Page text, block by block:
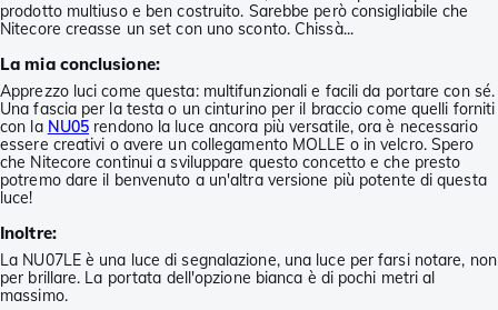
prodotto multiuso e ben costruito. Sarebbe però consigliabile che
Nitecore creasse un set con uno sconto. Chissà...
La mia conclusione:
Apprezzo luci come questa: multifunzionali e facili da portare con sé.
Una fascia per la testa o un cinturino per il braccio come quelli forniti
con la NU05 rendono la luce ancora più versatile, ora è necessario
essere creativi o avere un collegamento MOLLE o in velcro. Spero
che Nitecore continui a sviluppare questo concetto e che presto
potremo dare il benvenuto a un'altra versione più potente di questa
luce!
Inoltre:
La NU07LE è una luce di segnalazione, una luce per farsi notare, non
per brillare. La portata dell'opzione bianca è di pochi metri al
massimo.